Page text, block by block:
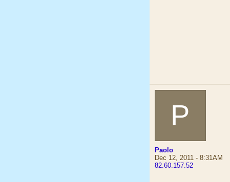
P
Paolo
Dec 12, 2011 - 8:31AM
82.60.157.52